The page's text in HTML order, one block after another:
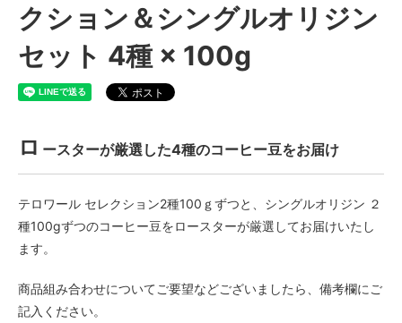
クション＆シングルオリジン
セット 4種 × 100g
ロ ースターが厳選した4種のコーヒー豆をお届け
テロワール セレクション2種100ｇずつと、シングルオリジン ２
種100gずつのコーヒー豆をロースターが厳選してお届けいたし
ます。
商品組み合わせについてご要望などございましたら、備考欄にご
記入ください。